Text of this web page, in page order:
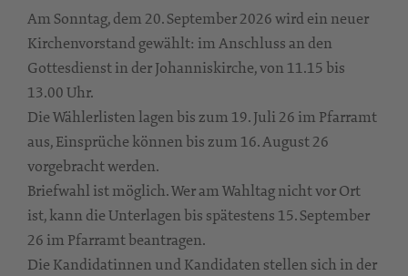
Am Sonntag, dem 20. September 2026 wird ein neuer
Kirchenvorstand gewählt: im Anschluss an den
Gottesdienst in der Johanniskirche, von 11.15 bis
13.00 Uhr.
Die Wählerlisten lagen bis zum 19. Juli 26 im Pfarramt
aus, Einsprüche können bis zum 16. August 26
vorgebracht werden.
Briefwahl ist möglich. Wer am Wahltag nicht vor Ort
ist, kann die Unterlagen bis spätestens 15. September
26 im Pfarramt beantragen.
Die Kandidatinnen und Kandidaten stellen sich in der